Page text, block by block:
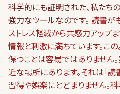
科学的にも証明された、私たち
強力なツールなのです。 読書が
ストレス軽減から共感力アップ
情報と刺激に満ちています。こ
保つことは容易ではありません
近な場所にあります。それは「
習得や娯楽にとどまりません。